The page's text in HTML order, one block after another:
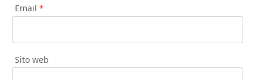
Email *
Sito web